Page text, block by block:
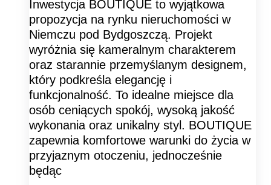
Inwestycja BOUTIQUE to wyjątkowa
propozycja na rynku nieruchomości w
Niemczu pod Bydgoszczą. Projekt
wyróżnia się kameralnym charakterem
oraz starannie przemyślanym designem,
który podkreśla elegancję i
funkcjonalność. To idealne miejsce dla
osób ceniących spokój, wysoką jakość
wykonania oraz unikalny styl. BOUTIQUE
zapewnia komfortowe warunki do życia w
przyjaznym otoczeniu, jednocześnie
będąc